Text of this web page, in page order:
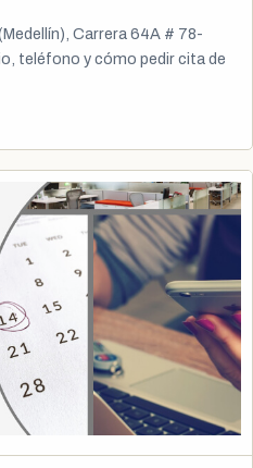
Carrera 64A # 78-
teléfono y cómo pedir cita de